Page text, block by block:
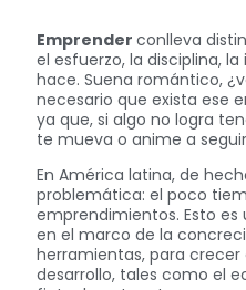
Emprender conlleva
el esfuerzo, la disciplina,
hace. Suena romántico,
necesario que exista ese
ya que, si algo no logra
te mueva o anime a
En América latina, de
problemática: el poco
emprendimientos. Esto
en el marco de la
herramientas, para
desarrollo, tales como el